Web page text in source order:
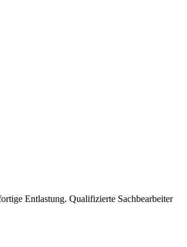
Entlastung. Qualifizierte Sachbearbeiter